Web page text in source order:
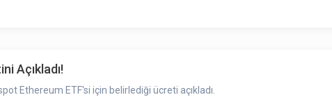
Açıkladı!
Ethereum ETF'si için belirlediği ücreti açıkladı.